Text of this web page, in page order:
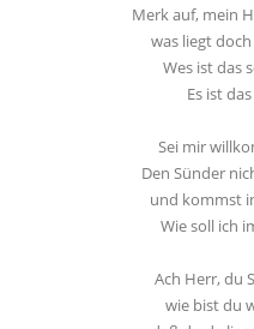
Merk auf, mein
was liegt
Wes ist das
Es ist
Sei mir
Den Sünder
und kommst
Wie soll ich
Ach Herr, du
wie bist du